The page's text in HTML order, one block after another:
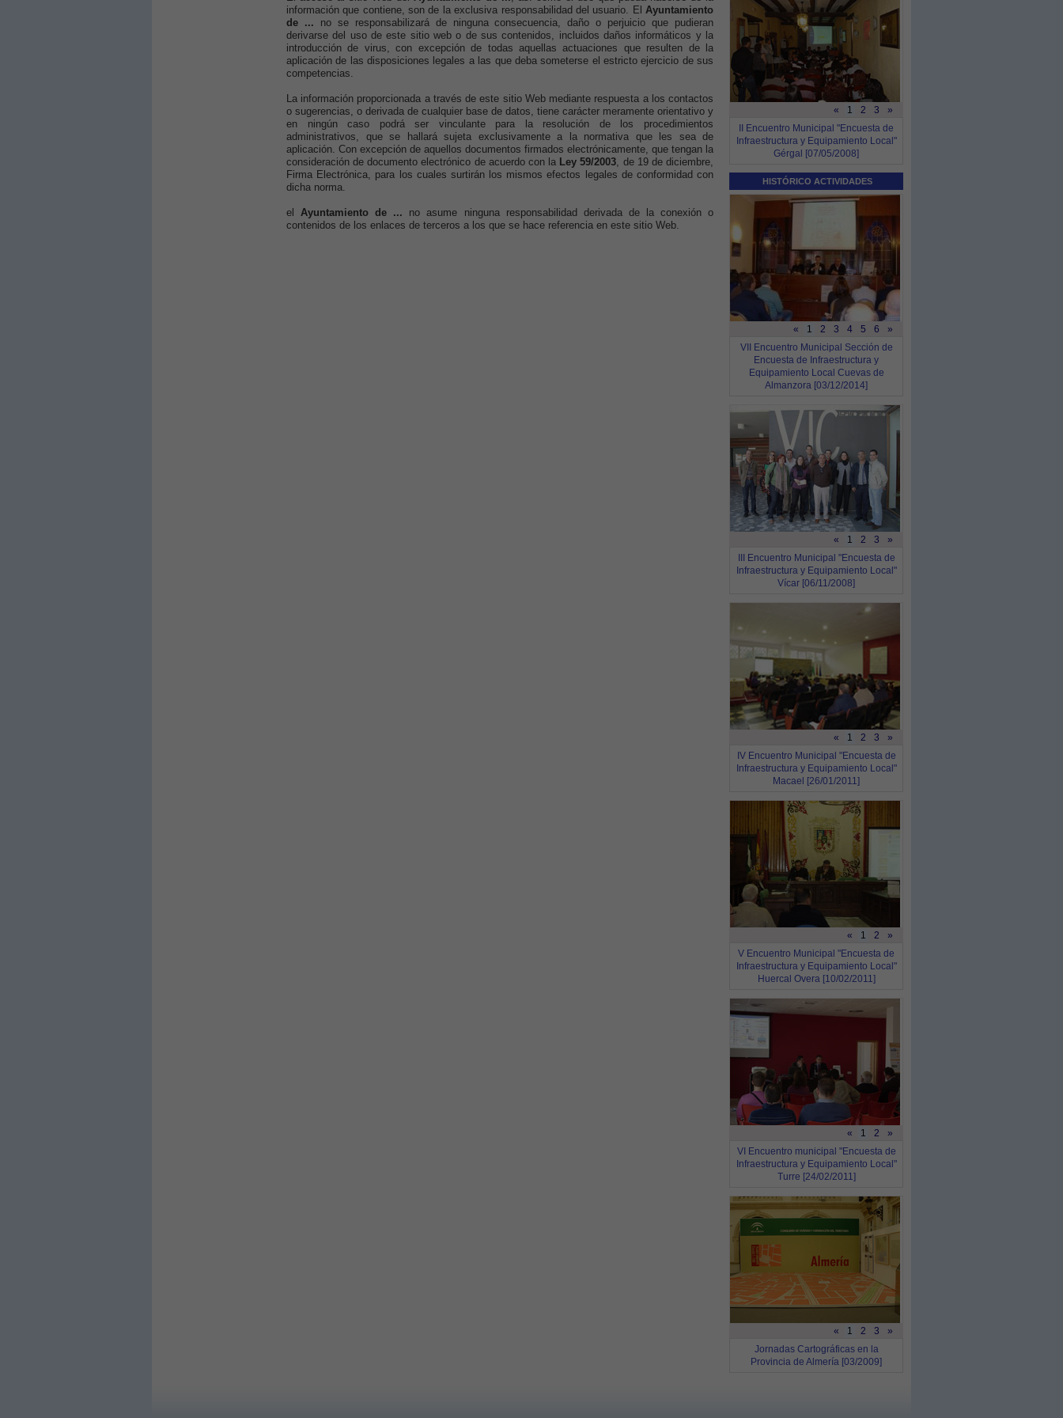
información que contiene, son de la exclusiva responsabilidad del usuario. El Ayuntamiento
de ... no se responsabilizará de ninguna consecuencia, daño o perjuicio que pudieran
derivarse del uso de este sitio web o de sus contenidos, incluidos daños informáticos y la
introducción de virus, con excepción de todas aquellas actuaciones que resulten de la
aplicación de las disposiciones legales a las que deba someterse el estricto ejercicio de sus
competencias.
La información proporcionada a través de este sitio Web mediante respuesta a los contactos
o sugerencias, o derivada de cualquier base de datos, tiene carácter meramente orientativo y
en ningún caso podrá ser vinculante para la resolución de los procedimientos
administrativos, que se hallará sujeta exclusivamente a la normativa que les sea de
aplicación. Con excepción de aquellos documentos firmados electrónicamente, que tengan la
consideración de documento electrónico de acuerdo con la Ley 59/2003, de 19 de diciembre,
Firma Electrónica, para los cuales surtirán los mismos efectos legales de conformidad con
dicha norma.
elAyuntamiento de ... no asume ninguna responsabilidad derivada de la conexión o
contenidos de los enlaces de terceros a los que se hace referencia en este sitio Web.
« 1 2 3
»
II Encuentro Municipal "Encuesta de
Infraestructura y Equipamiento Local"
Gérgal [07/05/2008]
HISTÓRICO ACTIVIDADES
« 1 2 3 4 5 6
»
VII Encuentro Municipal Sección de
Encuesta de Infraestructura y
Equipamiento Local Cuevas de
Almanzora [03/12/2014]
« 1 2 3
»
III Encuentro Municipal "Encuesta de
Infraestructura y Equipamiento Local"
Vícar [06/11/2008]
« 1 2 3
»
IV Encuentro Municipal "Encuesta de
Infraestructura y Equipamiento Local"
Macael [26/01/2011]
« 1 2
»
V Encuentro Municipal "Encuesta de
Infraestructura y Equipamiento Local"
Huercal Overa [10/02/2011]
« 1 2
»
VI Encuentro municipal "Encuesta de
Infraestructura y Equipamiento Local"
Turre [24/02/2011]
« 1 2 3
»
Jornadas Cartográficas en la
Provincia de Almería [03/2009]